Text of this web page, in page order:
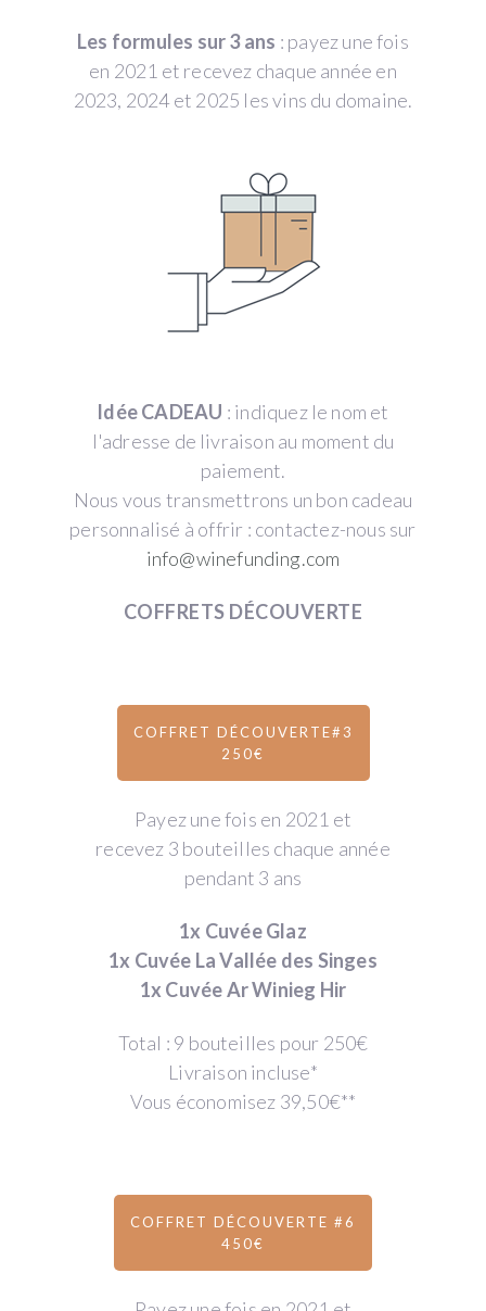
Les formules sur 3 ans : payez une fois
en 2021 et recevez chaque année en
2023, 2024 et 2025 les vins du domaine.
Idée CADEAU : indiquez le nom et
l'adresse de livraison au moment du
paiement.
Nous vous transmettrons un bon cadeau
personnalisé à offrir : contactez-nous sur
info@winefunding.com
COFFRETS DÉCOUVERTE
COFFRET DÉCOUVERTE#3
250€
Payez une fois en 2021 et
recevez 3 bouteilles chaque année
pendant 3 ans
1x Cuvée Glaz
1x Cuvée La Vallée des Singes
1x Cuvée Ar Winieg Hir
Total : 9 bouteilles pour 250€
Livraison incluse*
Vous économisez 39,50€**
COFFRET DÉCOUVERTE #6
450€